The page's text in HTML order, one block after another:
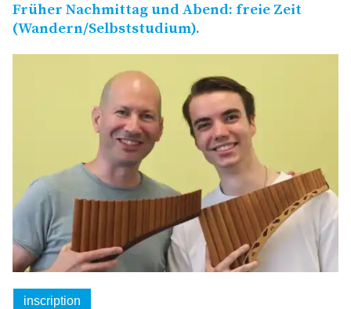
Früher Nachmittag und Abend: freie Zeit
(Wandern/​Selbststudium).
inscription